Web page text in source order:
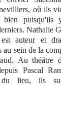
où ils
bien puisqu'ils
Nathalie
auteur et
au sein de la
Au théâtre
Pascal
du lieu, ils